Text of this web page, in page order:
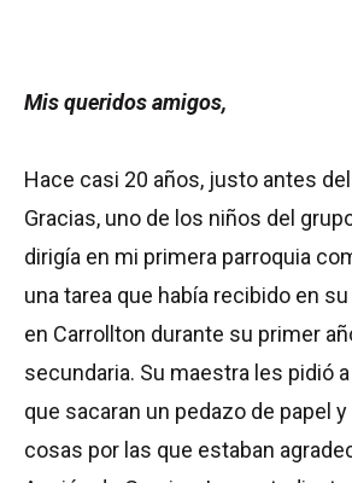
Mis queridos amigos,
Hace casi 20 años, justo antes
Gracias, uno de los niños del
dirigía en mi primera parroquia
una tarea que había recibido en
en Carrollton durante su primer
secundaria. Su maestra les pidió
que sacaran un pedazo de papel
cosas por las que estaban